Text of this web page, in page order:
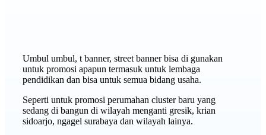
Umbul umbul, t banner, street banner bisa di gunakan
untuk promosi apapun termasuk untuk lembaga
pendidikan dan bisa untuk semua bidang usaha.
Seperti untuk promosi perumahan cluster baru yang
sedang di bangun di wilayah menganti gresik, krian
sidoarjo, ngagel surabaya dan wilayah lainya.